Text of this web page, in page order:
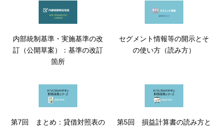
内部統制基準・実施基準の改
訂（公開草案）：基準の改訂
箇所
セグメント情報等の開示とそ
の使い方（読み方）
第7回 まとめ：貸借対照表の
第5回 損益計算書の読み方と